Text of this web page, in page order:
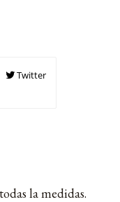
Twitter
la medidas.